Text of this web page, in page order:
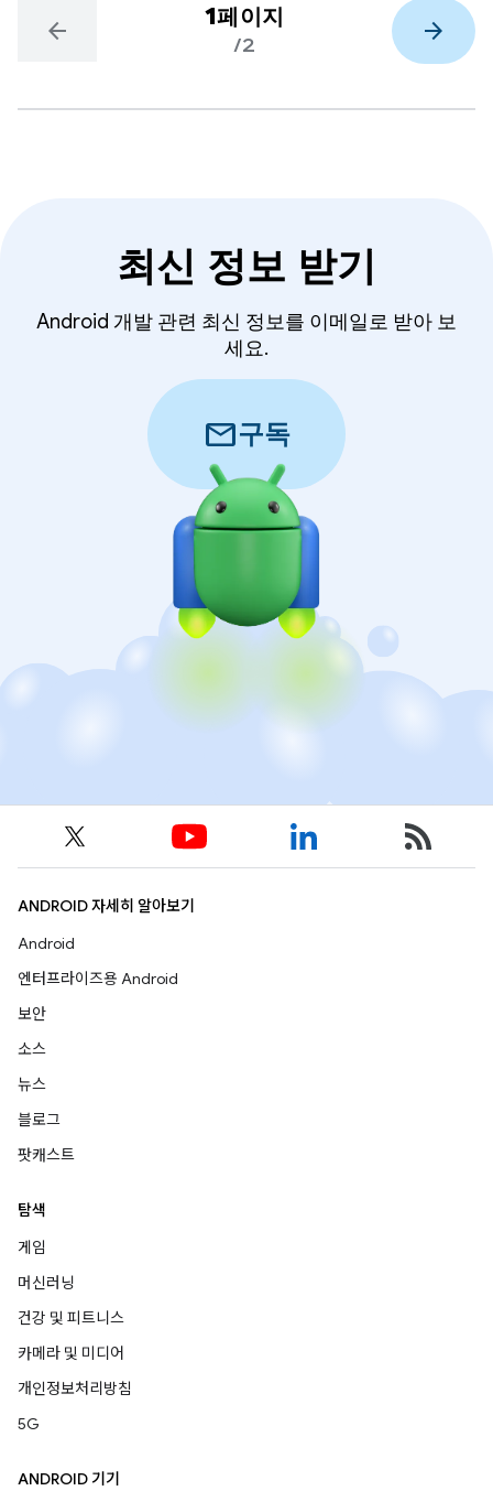
arrow_back 1페이지
/2 arrow_forward
최신 정보 받기
Android 개발 관련 최신 정보를 이메일로 받아 보
세요.
mail구독
ANDROID 자세히 알아보기
Android
엔터프라이즈용 Android
보안
소스
뉴스
블로그
팟캐스트
탐색
게임
머신러닝
건강 및 피트니스
카메라 및 미디어
개인정보처리방침
5G
ANDROID 기기